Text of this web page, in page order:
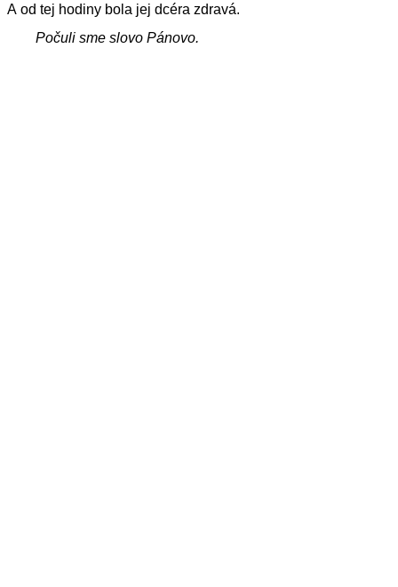
A od tej hodiny bola jej dcéra zdravá.
Počuli sme slovo Pánovo.